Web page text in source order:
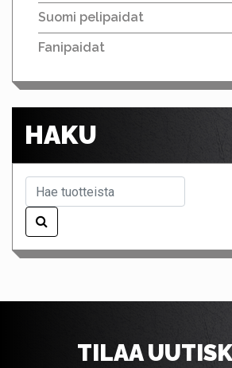
Suomi pelipaidat
Fanipaidat
HAKU
TILAA